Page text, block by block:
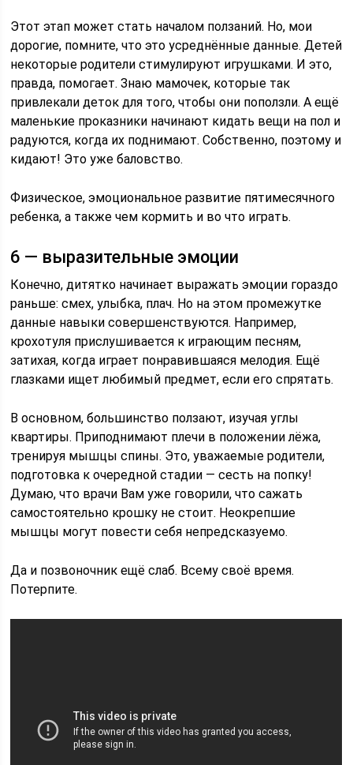
Этот этап может стать началом ползаний. Но, мои
дорогие, помните, что это усреднённые данные. Детей
некоторые родители стимулируют игрушками. И это,
правда, помогает. Знаю мамочек, которые так
привлекали деток для того, чтобы они поползли. А ещё
маленькие проказники начинают кидать вещи на пол и
радуются, когда их поднимают. Собственно, поэтому и
кидают! Это уже баловство.
Физическое, эмоциональное развитие пятимесячного
ребенка, а также чем кормить и во что играть.
6 — выразительные эмоции
Конечно, дитятко начинает выражать эмоции гораздо
раньше: смех, улыбка, плач. Но на этом промежутке
данные навыки совершенствуются. Например,
крохотуля прислушивается к играющим песням,
затихая, когда играет понравившаяся мелодия. Ещё
глазками ищет любимый предмет, если его спрятать.
В основном, большинство ползают, изучая углы
квартиры. Приподнимают плечи в положении лёжа,
тренируя мышцы спины. Это, уважаемые родители,
подготовка к очередной стадии ― сесть на попку!
Думаю, что врачи Вам уже говорили, что сажать
самостоятельно крошку не стоит. Неокрепшие
мышцы могут повести себя непредсказуемо.
Да и позвоночник ещё слаб. Всему своё время.
Потерпите.